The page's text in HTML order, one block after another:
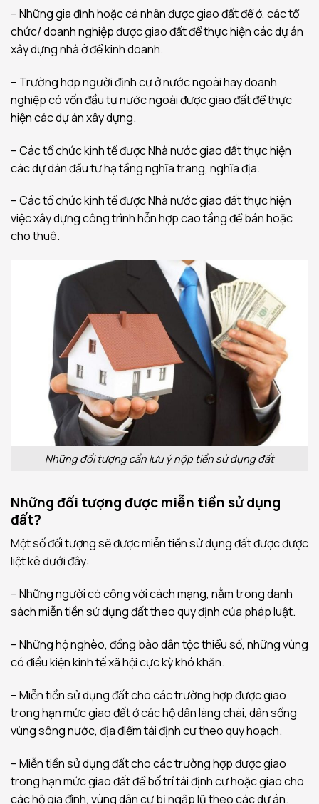
– Những gia đình hoặc cá nhân được giao đất để ở, các tổ
chức/ doanh nghiệp được giao đất để thực hiện các dự án
xây dựng nhà ở để kinh doanh.
– Trường hợp người định cư ở nước ngoài hay doanh
nghiệp có vốn đầu tư nước ngoài được giao đất để thực
hiện các dự án xây dựng.
– Các tổ chức kinh tế được Nhà nước giao đất thực hiện
các dự dán đầu tư hạ tầng nghĩa trang, nghĩa địa.
– Các tổ chức kinh tế được Nhà nước giao đất thực hiện
việc xây dựng công trình hỗn hợp cao tầng để bán hoặc
cho thuê.
Những đối tượng cần lưu ý nộp tiền sử dụng đất
Những đối tượng được miễn tiền sử dụng
đất?
Một số đối tượng sẽ được miễn tiền sử dụng đất được được
liệt kê dưới đây:
– Những người có công với cách mạng, nằm trong danh
sách miễn tiền sử dụng đất theo quy định của pháp luật.
– Những hộ nghèo, đồng bào dân tộc thiểu số, những vùng
có điều kiện kinh tế xã hội cực kỳ khó khăn.
– Miễn tiền sử dụng đất cho các trường hợp được giao
trong hạn mức giao đất ở các hộ dân làng chài, dân sống
vùng sông nước, địa điểm tái định cư theo quy hoạch.
– Miễn tiền sử dụng đất cho các trường hợp được giao
trong hạn mức giao đất để bố trí tái định cư hoặc giao cho
các hộ gia đình, vùng dân cư bị ngập lũ theo các dự án.